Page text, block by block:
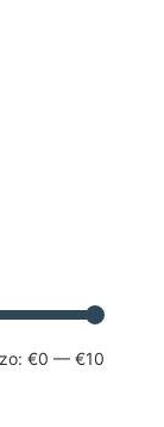
€0 — €10